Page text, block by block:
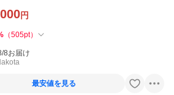
円
（505pt）
8お届け
最安値を見る